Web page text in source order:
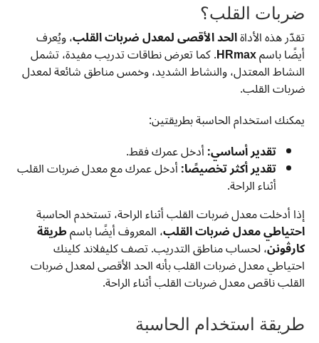
ضربات القلب؟
تقدّر هذه الأداةالحد الأقصى لمعدل ضربات القلب، ويُعرف
أيضًا باسمHRmax. كما تعرض نطاقات تدريب مفيدة، تشمل
النشاط المعتدل، والنشاط الشديد، وخمس مناطق شائعة لمعدل
ضربات القلب.
يمكنك استخدام الحاسبة بطريقتين:
تقدير أساسي:أدخل عمرك فقط.
تقدير أكثر تخصيصًا:أدخل عمرك مع معدل ضربات القلب
أثناء الراحة.
إذا أدخلت معدل ضربات القلب أثناء الراحة، تستخدم الحاسبة
احتياطي معدل ضربات القلب، المعروف أيضًا باسمطريقة
كارڤونن، لحساب مناطق التدريب. تصف كليفلاند كلينك
احتياطي معدل ضربات القلب بأنه الحد الأقصى لمعدل ضربات
القلب ناقص معدل ضربات القلب أثناء الراحة.
طريقة استخدام الحاسبة